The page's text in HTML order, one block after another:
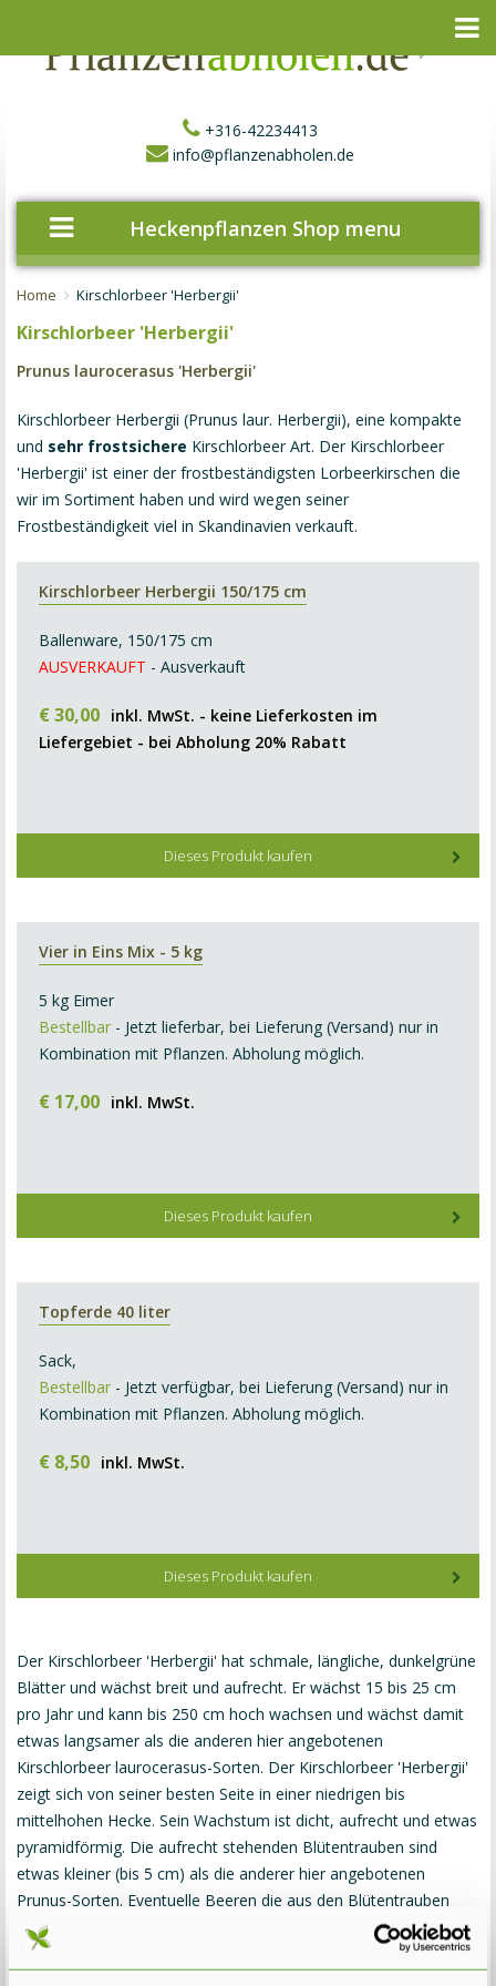
+316-42234413
info@pflanzenabholen.de
Heckenpflanzen Shop menu
Home Kirschlorbeer 'Herbergii'
Kirschlorbeer 'Herbergii'
Prunus laurocerasus 'Herbergii'
Kirschlorbeer Herbergii (Prunus laur. Herbergii), eine kompakte
und sehr frostsichere Kirschlorbeer Art. Der Kirschlorbeer
'Herbergii' ist einer der frostbeständigsten Lorbeerkirschen die
wir im Sortiment haben und wird wegen seiner
Frostbeständigkeit viel in Skandinavien verkauft.
Kirschlorbeer Herbergii 150/175 cm
Ballenware, 150/175 cm
AUSVERKAUFT - Ausverkauft
€30,00 inkl. MwSt. - keine Lieferkosten im
Liefergebiet - bei Abholung 20% Rabatt
Dieses Produkt kaufen
Vier in Eins Mix - 5 kg
5 kg Eimer
Bestellbar - Jetzt lieferbar, bei Lieferung (Versand) nur in
Kombination mit Pflanzen. Abholung möglich.
€ 17,00 inkl. MwSt.
Dieses Produkt kaufen
Topferde 40 liter
Sack,
Bestellbar - Jetzt verfügbar, bei Lieferung (Versand) nur in
Kombination mit Pflanzen. Abholung möglich.
€ 8,50 inkl. MwSt.
Dieses Produkt kaufen
Der Kirschlorbeer 'Herbergii' hat schmale, längliche, dunkelgrüne
Blätter und wächst breit und aufrecht. Er wächst 15 bis 25 cm
pro Jahr und kann bis 250 cm hoch wachsen und wächst damit
etwas langsamer als die anderen hier angebotenen
Kirschlorbeer laurocerasus-Sorten. Der Kirschlorbeer 'Herbergii'
zeigt sich von seiner besten Seite in einer niedrigen bis
mittelhohen Hecke. Sein Wachstum ist dicht, aufrecht und etwas
pyramidförmig. Die aufrecht stehenden Blütentrauben sind
etwas kleiner (bis 5 cm) als die anderer hier angebotenen
Prunus-Sorten. Eventuelle Beeren die aus den Blütentrauben
erscheinen sind
essbar. Der Kirschlorbeer 'Herbergii' kann
an vollsonnigen bis sonnigen Standorten gepflanzt werden.